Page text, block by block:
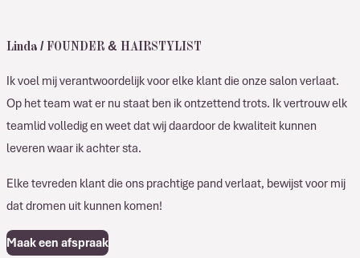
Linda / FOUNDER & HAIRSTYLIST
Ik voel mij verantwoordelijk voor elke klant die onze salon verlaat.
Op het team wat er nu staat ben ik ontzettend trots. Ik vertrouw elk
teamlid volledig en weet dat wij daardoor de kwaliteit kunnen
leveren waar ik achter sta.
Elke tevreden klant die ons prachtige pand verlaat, bewijst voor mij
dat dromen uit kunnen komen!
Maak een afspraak